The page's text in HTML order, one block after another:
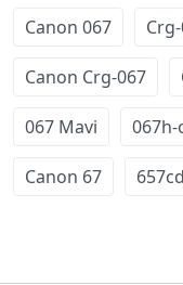
Canon 067
Canon Crg-067
067 Mavi 067h-
Canon 67